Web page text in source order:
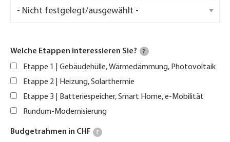
Welche Etappen interessieren Sie? ?
Etappe 1 | Gebäudehülle, Wärmedämmung, Photovoltaik
Etappe 2 | Heizung, Solarthermie
Etappe 3 | Batteriespeicher, Smart Home, e-Mobilität
Rundum-Modernisierung
Budgetrahmen in CHF ?